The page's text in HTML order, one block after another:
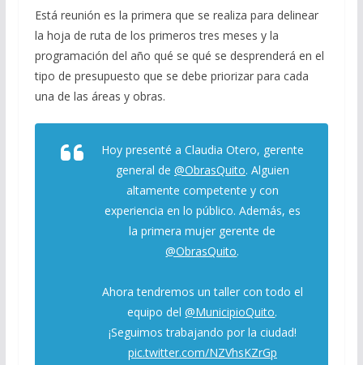
Está reunión es la primera que se realiza para delinear
la hoja de ruta de los primeros tres meses y la
programación del año qué se qué se desprenderá en el
tipo de presupuesto que se debe priorizar para cada
una de las áreas y obras.
Hoy presenté a Claudia Otero, gerente
general de @ObrasQuito. Alguien
altamente competente y con
experiencia en lo público. Además, es
la primera mujer gerente de
@ObrasQuito.
Ahora tendremos un taller con todo el
equipo del@MunicipioQuito.
¡Seguimos trabajando por la ciudad!
pic.twitter.com/NZVhsKZrGp